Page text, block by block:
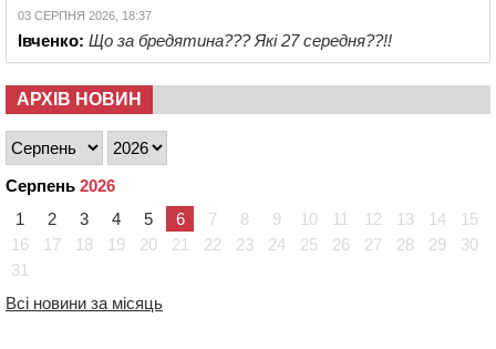
03 СЕРПНЯ 2026, 18:37
Івченко: Що за бредятина??? Які 27 середня??!!
АРХІВ НОВИН
Серпень 2026
1
2 3 4 5 6 7 8 9 10 11 12 13 14
15
16
17 18 19 20 21 22 23 24 25 26 27 28 29
30
31
Всі новини за місяць